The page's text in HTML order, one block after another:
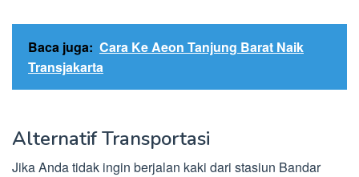
Baca juga: Cara Ke Aeon Tanjung Barat Naik
Transjakarta
Alternatif Transportasi
Jika Anda tidak ingin berjalan kaki dari stasiun Bandar